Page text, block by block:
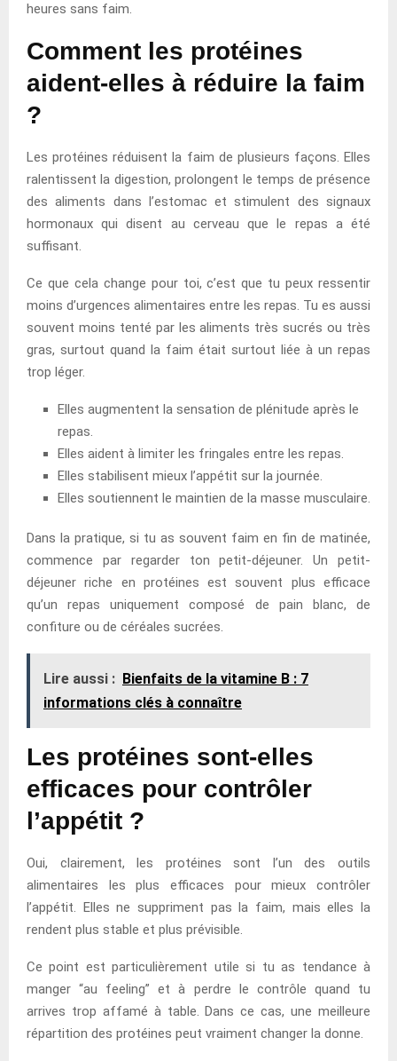
heures sans faim.
Comment les protéines
aident-elles à réduire la faim
?
Les protéines réduisent la faim de plusieurs façons. Elles
ralentissent la digestion, prolongent le temps de présence
des aliments dans l’estomac et stimulent des signaux
hormonaux qui disent au cerveau que le repas a été
suffisant.
Ce que cela change pour toi, c’est que tu peux ressentir
moins d’urgences alimentaires entre les repas. Tu es aussi
souvent moins tenté par les aliments très sucrés ou très
gras, surtout quand la faim était surtout liée à un repas
trop léger.
Elles augmentent la sensation de plénitude après le
repas.
Elles aident à limiter les fringales entre les repas.
Elles stabilisent mieux l’appétit sur la journée.
Elles soutiennent le maintien de la masse musculaire.
Dans la pratique, si tu as souvent faim en fin de matinée,
commence par regarder ton petit-déjeuner. Un petit-
déjeuner riche en protéines est souvent plus efficace
qu’un repas uniquement composé de pain blanc, de
confiture ou de céréales sucrées.
Lire aussi : Bienfaits de la vitamine B : 7
informations clés à connaître
Les protéines sont-elles
efficaces pour contrôler
l’appétit ?
Oui, clairement, les protéines sont l’un des outils
alimentaires les plus efficaces pour mieux contrôler
l’appétit. Elles ne suppriment pas la faim, mais elles la
rendent plus stable et plus prévisible.
Ce point est particulièrement utile si tu as tendance à
manger “au feeling” et à perdre le contrôle quand tu
arrives trop affamé à table. Dans ce cas, une meilleure
répartition des protéines peut vraiment changer la donne.